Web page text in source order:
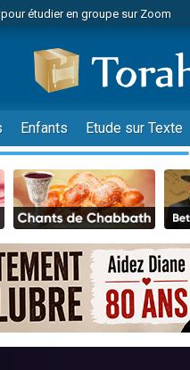
étudier en groupe sur Zoom
de nous rejoindre sur WhatsApp
de nous rejoindre sur WhatsApp
de faire un don pour Reloger
de faire un don pour 1 Journée
de demander une bénédiction
de nous rejoindre sur WhatsApp
étudier en groupe sur Zoom
Maasser
nous rejoindre sur WhatsApp
nous rejoindre sur WhatsApp
son Maasser
Enfants Etude sur Texte